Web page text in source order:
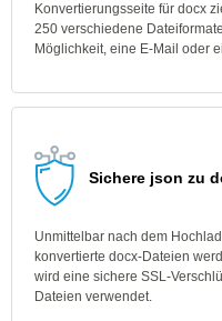
Konvertierungsseite für docx
250 verschiedene
Möglichkeit, eine E-Mail oder
Sichere json zu
Unmittelbar nach dem
konvertierte docx-Dateien
wird eine sichere SSL-
Dateien verwendet.